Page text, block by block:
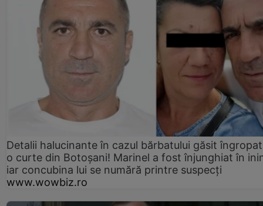
Detalii halucinante în cazul bărbatului găsit
o curte din Botoșani! Marinel a fost înjunghiat în
iar concubina lui se numără printre suspecți
www.wowbiz.ro